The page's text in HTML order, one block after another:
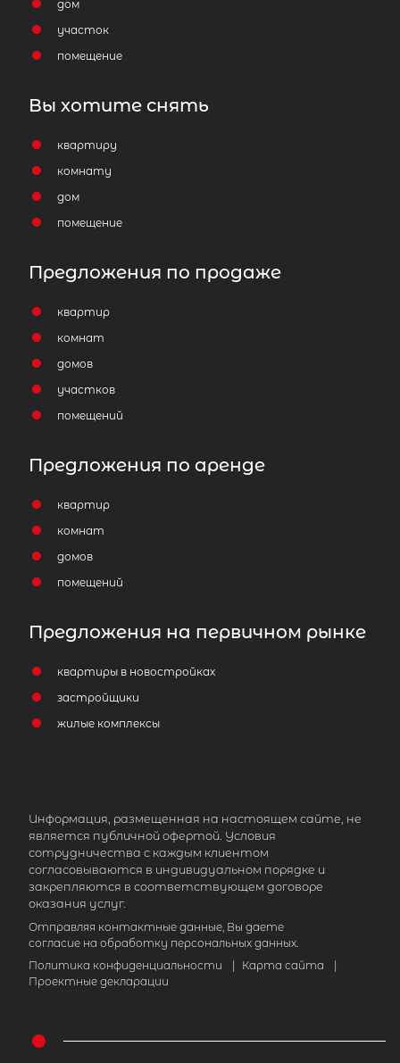
дом
участок
помещение
Вы хотите снять
квартиру
комнату
дом
помещение
Предложения по продаже
квартир
комнат
домов
участков
помещений
Предложения по аренде
квартир
комнат
домов
помещений
Предложения на первичном рынке
квартиры в новостройках
застройщики
жилые комплексы
Информация, размещенная на настоящем сайте, не
является публичной офертой. Условия
сотрудничества с каждым клиентом
согласовываются в индивидуальном порядке и
закрепляются в соответствующем договоре
оказания услуг.
Отправляя контактные данные, Вы даете
согласие на обработку персональных данных.
Политика конфиденциальности
Карта сайта
Проектные декларации